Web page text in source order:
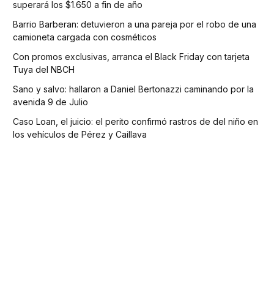
superará los $1.650 a fin de año
Barrio Barberan: detuvieron a una pareja por el robo de una
camioneta cargada con cosméticos
Con promos exclusivas, arranca el Black Friday con tarjeta
Tuya del NBCH
Sano y salvo: hallaron a Daniel Bertonazzi caminando por la
avenida 9 de Julio
Caso Loan, el juicio: el perito confirmó rastros de del niño en
los vehículos de Pérez y Caillava